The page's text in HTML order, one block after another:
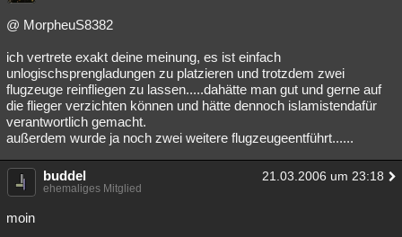
@ MorpheuS8382
ich vertrete exakt deine meinung, es ist einfach
unlogischsprengladungen zu platzieren und trotzdem zwei
flugzeuge reinfliegen zu lassen.....dahätte man gut und gerne auf
die flieger verzichten können und hätte dennoch islamistendafür
verantwortlich gemacht.
außerdem wurde ja noch zwei weitere flugzeugeentführt......
buddel 21.03.2006 um 23:18
ehemaliges Mitglied
moin